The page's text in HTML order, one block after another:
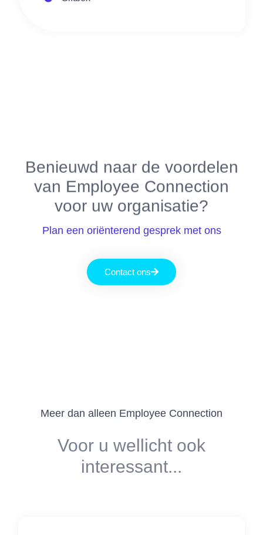
Benieuwd naar de voordelen
van Employee Connection
voor uw organisatie?
Plan een oriënterend gesprek met ons
Contact ons
Meer dan alleen Employee Connection
Voor u wellicht ook
interessant...